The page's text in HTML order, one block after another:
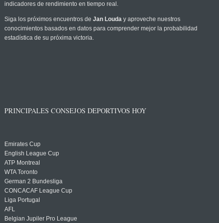
indicadores de rendimiento en tiempo real.
Siga los próximos encuentros de Jan Louday aproveche nuestros
conocimientos basados en datos para comprender mejor la probabilidad
estadística de su próxima victoria.
PRINCIPALES CONSEJOS DEPORTIVOS HOY
Emirates Cup
English League Cup
ATP Montreal
WTA Toronto
German 2 Bundesliga
CONCACAF League Cup
Liga Portugal
AFL
Belgian Jupiler Pro League